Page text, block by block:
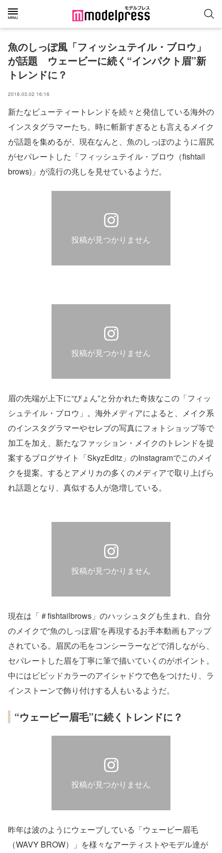
魚のしっぽ風「フィッシュテイル・ブロウ」
が話題　ウェービーに続く“インパクト眉”新
トレンドに？
2018.03.02 16:16
新たなビューティートレンドを続々と発信している海外の
インスタグラマーたち。時に斬新すぎるとも言えるメイク
が話題を集めるが、現在なんと、魚のしっぽのように眉尻
がセパレートした「フィッシュテイル・ブロウ（fishtail
brows)」が流行の兆しを見せているようだ。
投稿が見つかりません
投稿が見つかりません
眉の先端が上下に“ぴょん”と分かれた奇抜なこの「フィッ
シュテイル・ブロウ」。海外メディアによると、メイク系
のインスタグラマーやセレブの写真にフォトショップ等で
加工を加え、新たなファッション・メイクのトレンドを提
案するブログサイト「SkyzEditz」のInstagramでこのメイ
クを提案。するとアメリカの多くのメディアで取り上げら
れ話題となり、真似する人が急増している。
投稿が見つかりません
現在は「＃fishtailbrows」のハッシュタグも生まれ、自分
のメイクで“魚のしっぽ眉”を再現するお手本動画もアップ
されている。眉尻の毛をコンシーラーなどで消しながら、
セパレートした眉を丁寧に筆で描いていくのがポイント。
中にはビビッドカラーのアイシャドウで色をつけたり、ラ
インストーンで飾り付けする人もいるようだ。
“ウェービー眉毛”に続くトレンドに？
投稿が見つかりません
昨年は波のようにウェーブしている「ウェービー眉毛
（WAVY BROW）」を様々なアーティストやモデル達が